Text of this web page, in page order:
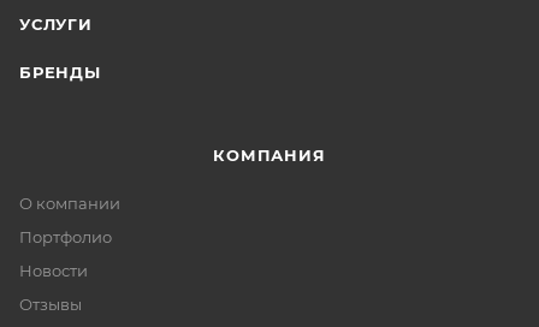
УСЛУГИ
БРЕНДЫ
КОМПАНИЯ
О компании
Портфолио
Новости
Отзывы